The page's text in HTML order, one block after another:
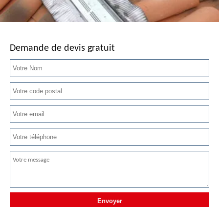
Demande de devis gratuit